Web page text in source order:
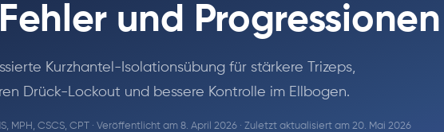
und Progressionen
Kurzhantel-Isolationsübung für stärkere Trizeps,
Drück-Lockout und bessere Kontrolle im Ellbogen.
MPH, CSCS, CPT · Veröffentlicht am 8. April 2026 · Zuletzt aktualisiert am 20. Mai 2026